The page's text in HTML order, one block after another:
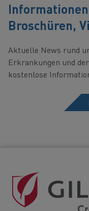
Broschüren,
Aktuelle News rund
Erkrankungen und
kostenlose